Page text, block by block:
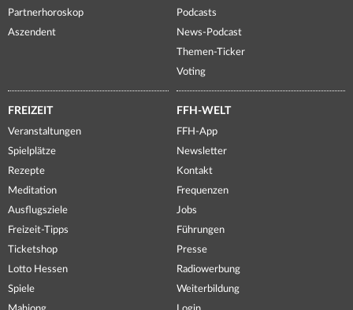
Partnerhoroskop
Aszendent
Podcasts
News-Podcast
Themen-Ticker
Voting
FREIZEIT
Veranstaltungen
Spielplätze
Rezepte
Meditation
Ausflugsziele
Freizeit-Tipps
Ticketshop
Lotto Hessen
Spiele
FFH-WELT
FFH-App
Newsletter
Kontakt
Frequenzen
Jobs
Führungen
Presse
Radiowerbung
Weiterbildung